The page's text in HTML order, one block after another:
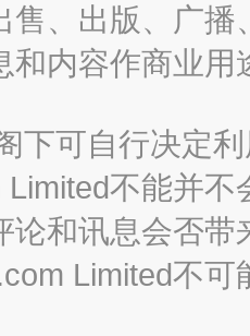
售、出版、广
和内容作商业用
下可自行决定
不能并
论和讯息会否
Limited不